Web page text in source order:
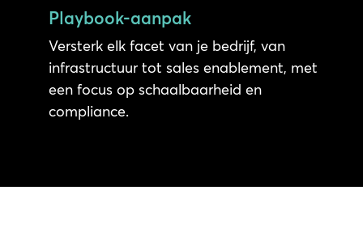
Playbook-aanpak
Versterk elk facet van je bedrijf, van
infrastructuur tot sales enablement, met
een focus op schaalbaarheid en
compliance.